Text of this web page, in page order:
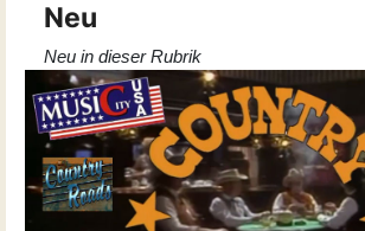
Neu
Neu in dieser Rubrik